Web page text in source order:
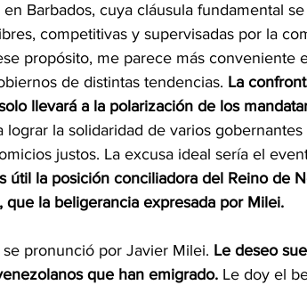
Barbados, cuya cláusula fundamental
competitivas y supervisadas por la
propósito, me parece más conveniente
de distintas tendencias. La
llevará a la polarización de los
la solidaridad de varios gobernantes
justos. La excusa ideal sería el
útil la posición conciliadora del Reino de
que la beligerancia expresada por Milei.
pronunció por Javier Milei. Le deseo
que han emigrado. Le doy el